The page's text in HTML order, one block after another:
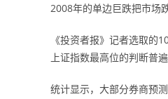
2008年的单边巨跌把市场
《投资者报》记者选取的
上证指数最高位的判断普
统计显示，大部分券商预